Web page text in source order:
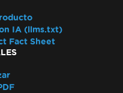
IA (llms.txt)
Fact Sheet